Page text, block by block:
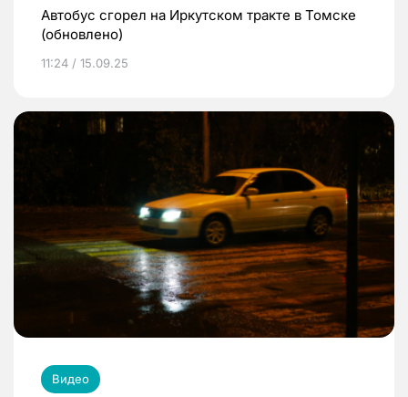
Автобус сгорел на Иркутском тракте в Томске
(обновлено)
11:24 / 15.09.25
Видео